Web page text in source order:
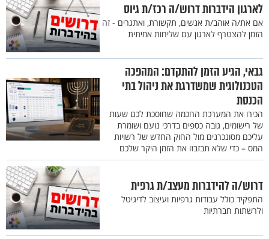
לארגון הידברות דרוש/ה רכז/ת גיוס
אם את/ה אוהב/ת אנשים, תקשורת, ואתגרים - זה
הזמן להצטרף לארגון עם שליחות אמיתית
גבאי, הגיע הזמן להתקדם: המהפכה
הטכנולוגית שמשדרגת את ניהול בתי
הכנסת
הכירו את המערכת החכמה שחוסכת לכם שעות
של רישומים, גובה כספים בדרכי נועם ושומרת
עליכם מסונכרנים מול החוק החדש של רשויות
המס – כדי שלא תבזבזו את הזמן היקר שלכם
דרוש/ה להידברות מעצב/ת גרפית
התפקיד כולל עבודות גרפיות ועיצוב לדיגיטל
ולרשתות חברתיות